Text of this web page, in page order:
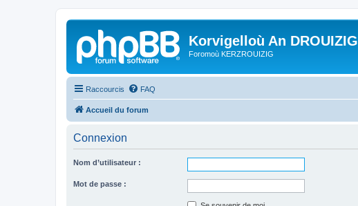
Korvigelloù An DROUIZIG
Foromoù KERZROUIZIG
Raccourcis FAQ
Accueil du forum
Connexion
Nom d’utilisateur :
Mot de passe :